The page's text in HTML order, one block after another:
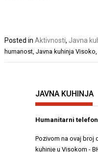
Posted inAktivnosti, Javna
humanost,Javna kuhinja Visoko
JAVNA KUHINJA
Humanitarni
Pozivom na ovaj broj
kuhinje u Visokom -